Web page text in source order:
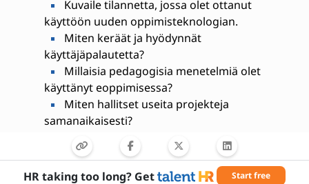
Kuvaile tilannetta, jossa olet ottanut
käyttöön uuden oppimisteknologian.
Miten keräät ja hyödynnät
käyttäjäpalautetta?
Millaisia pedagogisia menetelmiä olet
käyttänyt eoppimisessa?
Miten hallitset useita projekteja
samanaikaisesti?
Miten työskentelet tiimissä ja itsenäisesti?
Miten pysyt ajan tasalla alan kehityksestä?
HR taking too long? Get Start free